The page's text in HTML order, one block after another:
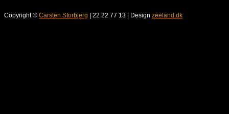
Copyright © Carsten Storbjerg | 22 22 77 13 | Design zeeland.dk